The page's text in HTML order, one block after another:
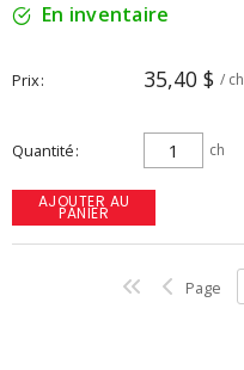
En inventaire
Prix 35,40 $ / ch
Quantité ch
AJOUTER AU
PANIER
Page